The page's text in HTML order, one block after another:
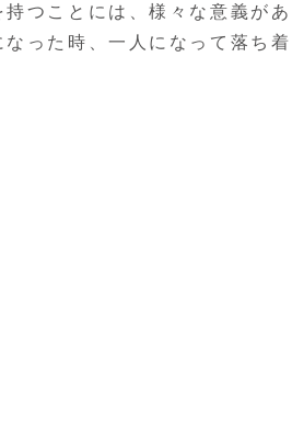
持つことには、様々な意義が
なった時、一人になって落ち